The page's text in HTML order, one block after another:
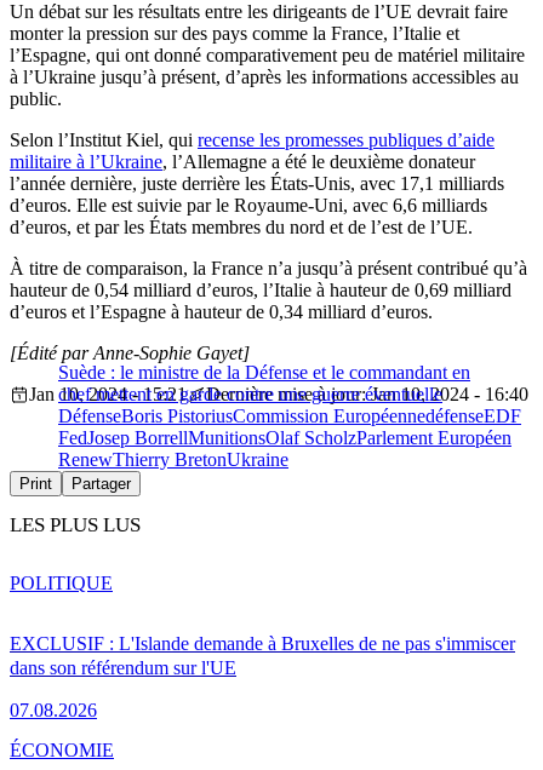
Un débat sur les résultats entre les dirigeants de l’UE devrait faire
monter la pression sur des pays comme la France, l’Italie et
l’Espagne, qui ont donné comparativement peu de matériel militaire
à l’Ukraine jusqu’à présent, d’après les informations accessibles au
public.
Selon l’Institut Kiel, qui recense les promesses publiques d’aide
militaire à l’Ukraine, l’Allemagne a été le deuxième donateur
l’année dernière, juste derrière les États-Unis, avec 17,1 milliards
d’euros. Elle est suivie par le Royaume-Uni, avec 6,6 milliards
d’euros, et par les États membres du nord et de l’est de l’UE.
À titre de comparaison, la France n’a jusqu’à présent contribué qu’à
hauteur de 0,54 milliard d’euros, l’Italie à hauteur de 0,69 milliard
d’euros et l’Espagne à hauteur de 0,34 milliard d’euros.
Suède : le ministre de la Défense et le commandant en
chef mettent en garde contre une guerre éventuelle
[Édité par Anne-Sophie Gayet]
Jan 10, 2024 - 15:21
Dernière mise à jour: Jan 10, 2024 - 16:40
DéfenseBoris PistoriusCommission EuropéennedéfenseEDF
FedJosep BorrellMunitionsOlaf ScholzParlement Européen
RenewThierry BretonUkraine
Print Partager
LES PLUS LUS
EXCLUSIF : L'Islande demande à Bruxelles de ne pas s'immiscer
dans son référendum sur l'UE
07.08.2026
POLITIQUE
ÉCONOMIE